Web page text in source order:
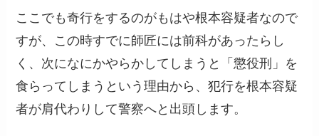
ここでも奇行をするのがもはや根本容疑者なので
すが、この時すでに師匠には前科があったらし
く、次になにかやらかしてしまうと「懲役刑」を
食らってしまうという理由から、犯行を根本容疑
者が肩代わりして警察へと出頭します。